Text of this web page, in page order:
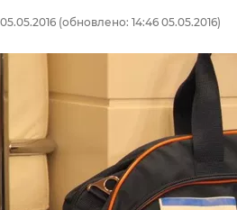
(обновлено: 14:46 05.05.2016)